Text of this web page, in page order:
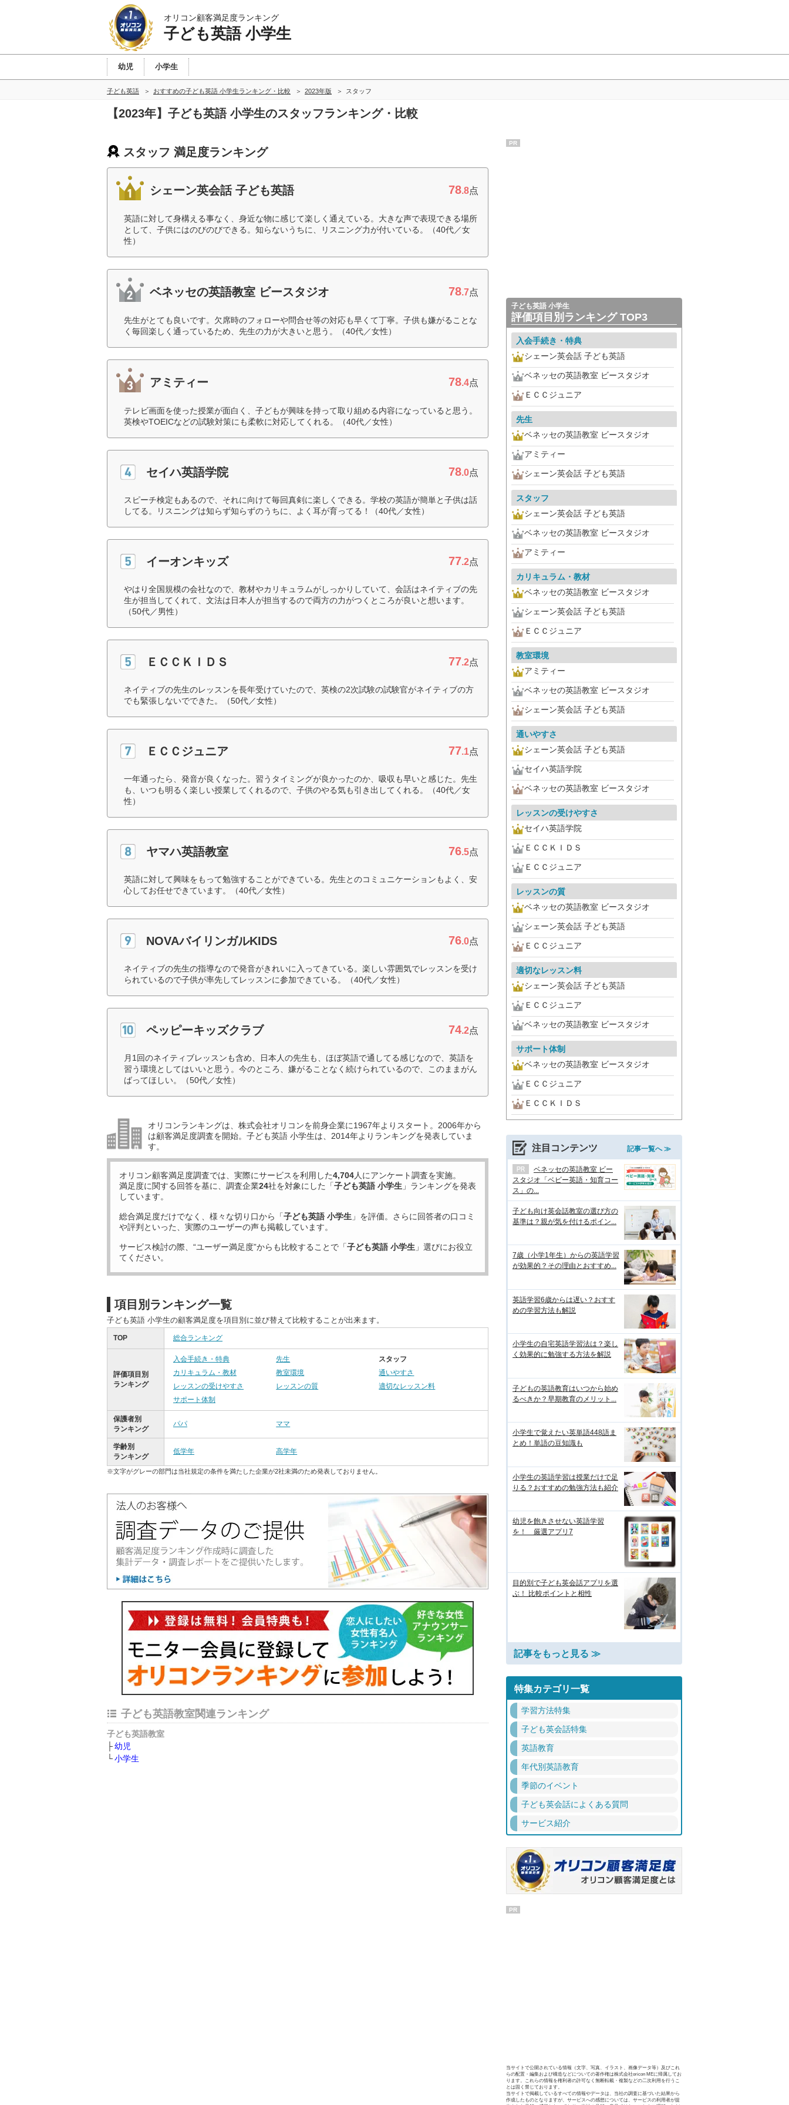
オリコン顧客満足度ランキング
子ども英語 小学生
幼児 小学生
子ども英語 おすすめの子ども英語 小学生ランキング・比較 2023年版 スタッフ
【2023年】子ども英語 小学生のスタッフランキング・比較
スタッフ 満足度ランキング
シェーン英会話 子ども英語 78.8点
英語に対して身構える事なく、身近な物に感じて楽しく通えている。大きな声で表現できる場所
として、子供にはのびのびできる。知らないうちに、リスニング力が付いている。（40代／女
性）
ベネッセの英語教室 ビースタジオ 78.7点
先生がとても良いです。欠席時のフォローや問合せ等の対応も早くて丁寧。子供も嫌がることな
く毎回楽しく通っているため、先生の力が大きいと思う。（40代／女性）
アミティー 78.4点
テレビ画面を使った授業が面白く、子どもが興味を持って取り組める内容になっていると思う。
英検やTOEICなどの試験対策にも柔軟に対応してくれる。（40代／女性）
セイハ英語学院 78.0点
スピーチ検定もあるので、それに向けて毎回真剣に楽しくできる。学校の英語が簡単と子供は話
してる。リスニングは知らず知らずのうちに、よく耳が育ってる！（40代／女性）
イーオンキッズ 77.2点
やはり全国規模の会社なので、教材やカリキュラムがしっかりしていて、会話はネイティブの先
生が担当してくれて、文法は日本人が担当するので両方の力がつくところが良いと想います。
（50代／男性）
ＥＣＣＫＩＤＳ 77.2点
ネイティブの先生のレッスンを長年受けていたので、英検の2次試験の試験官がネイティブの方
でも緊張しないでできた。（50代／女性）
ＥＣＣジュニア 77.1点
一年通ったら、発音が良くなった。習うタイミングが良かったのか、吸収も早いと感じた。先生
も、いつも明るく楽しい授業してくれるので、子供のやる気も引き出してくれる。（40代／女
性）
ヤマハ英語教室 76.5点
英語に対して興味をもって勉強することができている。先生とのコミュニケーションもよく、安
心してお任せできています。（40代／女性）
NOVAバイリンガルKIDS 76.0点
ネイティブの先生の指導なので発音がきれいに入ってきている。楽しい雰囲気でレッスンを受け
られているので子供が率先してレッスンに参加できている。（40代／女性）
ペッピーキッズクラブ 74.2点
月1回のネイティブレッスンも含め、日本人の先生も、ほぼ英語で通してる感じなので、英語を
習う環境としてはいいと思う。今のところ、嫌がることなく続けられているので、このままがん
ばってほしい。（50代／女性）
オリコンランキングは、株式会社オリコンを前身企業に1967年よりスタート。2006年から
は顧客満足度調査を開始。子ども英語 小学生は、2014年よりランキングを発表していま
す。
オリコン顧客満足度調査では、実際にサービスを利用した4,704人にアンケート調査を実施。
満足度に関する回答を基に、調査企業24社を対象にした「子ども英語 小学生 」ランキングを発表
しています。
総合満足度だけでなく、様々な切り口から「子ども英語 小学生 」を評価。さらに回答者の口コミ
や評判といった、実際のユーザーの声も掲載しています。
サービス検討の際、“ユーザー満足度”からも比較することで「子ども英語 小学生 」選びにお役立
てください。
項目別ランキング一覧
子ども英語 小学生の顧客満足度を項目別に並び替えて比較することが出来ます。
TOP 総合ランキング
評価項目別
ランキング
入会手続き・特典 先生
スタッフ
カリキュラム・教材
教室環境
通いやすさ
レッスンの受けやすさ
レッスンの質
適切なレッスン料
サポート体制
保護者別
ランキング
パパ ママ
学齢別
ランキング
低学年 高学年
※文字がグレーの部門は当社規定の条件を満たした企業が2社未満のため発表しておりません。
子ども英語教室関連ランキング
子ども英語教室
幼児
小学生
PR
子ども英語 小学生
評価項目別ランキング TOP3
入会手続き・特典
シェーン英会話 子ども英語
ベネッセの英語教室 ビースタジオ
ＥＣＣジュニア
先生
ベネッセの英語教室 ビースタジオ
アミティー
シェーン英会話 子ども英語
スタッフ
シェーン英会話 子ども英語
ベネッセの英語教室 ビースタジオ
アミティー
カリキュラム・教材
ベネッセの英語教室 ビースタジオ
シェーン英会話 子ども英語
ＥＣＣジュニア
教室環境
アミティー
ベネッセの英語教室 ビースタジオ
シェーン英会話 子ども英語
通いやすさ
シェーン英会話 子ども英語
セイハ英語学院
ベネッセの英語教室 ビースタジオ
レッスンの受けやすさ
セイハ英語学院
ＥＣＣＫＩＤＳ
ＥＣＣジュニア
レッスンの質
ベネッセの英語教室 ビースタジオ
シェーン英会話 子ども英語
ＥＣＣジュニア
適切なレッスン料
シェーン英会話 子ども英語
ＥＣＣジュニア
ベネッセの英語教室 ビースタジオ
サポート体制
ベネッセの英語教室 ビースタジオ
ＥＣＣジュニア
ＥＣＣＫＩＤＳ
注目コンテンツ 記事一覧へ ≫
ベネッセの英語教室 ビー
スタジオ「ベビー英語・知育コー
ス」の...
子ども向け英会話教室の選び方の
基準は？親が気を付けるポイン...
7歳（小学1年生）からの英語学習
が効果的？その理由とおすすめ...
英語学習6歳からは遅い？おすす
めの学習方法も解説
小学生の自宅英語学習法は？楽し
く効果的に勉強する方法を解説
子どもの英語教育はいつから始め
るべきか？早期教育のメリット...
小学生で覚えたい英単語448語ま
とめ！単語の豆知識も
小学生の英語学習は授業だけで足
りる？おすすめの勉強方法も紹介
幼児を飽きさせない英語学習
を！ 厳選アプリ7
目的別で子ども英会話アプリを選
ぶ！ 比較ポイントと相性
記事をもっと見る ≫
特集カテゴリ一覧
学習方法特集
子ども英会話特集
英語教育
年代別英語教育
季節のイベント
子ども英会話によくある質問
サービス紹介
PR
当サイトで公開されている情報（文字、写真、イラスト、画像データ等）及びこれ
らの配置・編集および構造などについての著作権は株式会社oricon MEに帰属してお
ります。これらの情報を権利者の許可なく無断転載・複製などの二次利用を行うこ
とは固く禁じております。
当サイトで掲載しているすべての情報やデータは、当社の調査に基づいた結果から
作成したものとなりますが、サービスへの感想については、サービスの利用者が提